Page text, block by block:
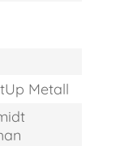
Metall